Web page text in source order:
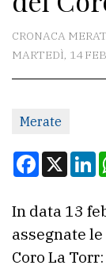
Meteo
redazione
Scrivici
la
tua
pubblicità
CRONACA
MARTEDÌ, 14
Merate
Facebook
X
In data 13
assegnate
Coro La Torr: